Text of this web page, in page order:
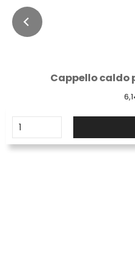
Cappello caldo